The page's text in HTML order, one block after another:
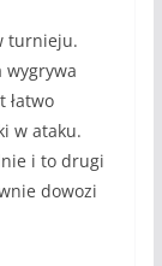
turnieju.
wygrywa
łatwo
w ataku.
i to drugi
dowozi